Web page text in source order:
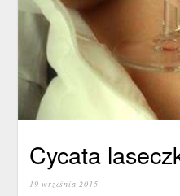
Cycata
19 września 2015